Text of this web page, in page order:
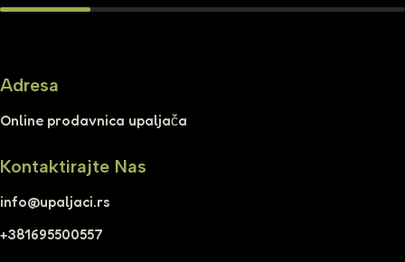
Adresa
Online prodavnica upaljača
Kontaktirajte Nas
info@upaljaci.rs
+381695500557